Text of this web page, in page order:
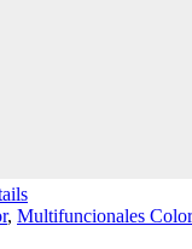
, Multifuncionales